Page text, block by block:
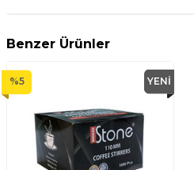
Benzer Ürünler
%5 YENI